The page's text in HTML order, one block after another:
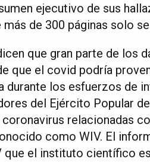
ejecutivo de sus
de 300 páginas solo
que gran parte de los
que el covid podría
durante los esfuerzos de
del Ejército Popular
relacionadas
como WIV. El
que el instituto científico